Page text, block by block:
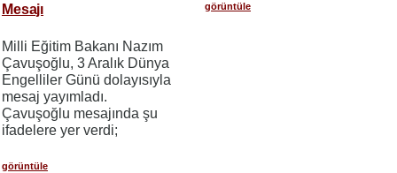
Mesajı
Milli Eğitim Bakanı Nazım
Çavuşoğlu, 3 Aralık Dünya
Engelliler Günü dolayısıyla
mesaj yayımladı.
Çavuşoğlu mesajında şu
ifadelere yer verdi;
görüntüle
görüntüle